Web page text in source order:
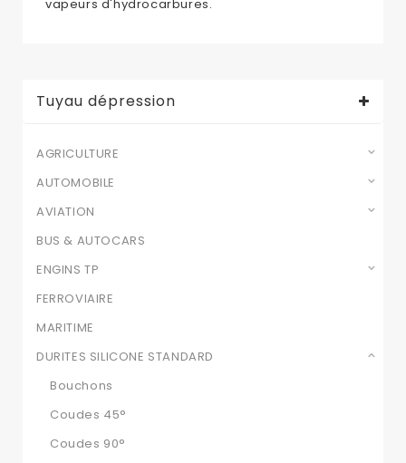
vapeurs d'hydrocarbures.
Tuyau dépression
AGRICULTURE
AUTOMOBILE
AVIATION
BUS & AUTOCARS
ENGINS TP
FERROVIAIRE
MARITIME
DURITES SILICONE STANDARD
Bouchons
Coudes 45°
Coudes 90°